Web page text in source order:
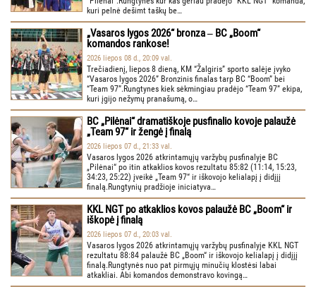
kuri pelnė dešimt taškų be…
„Vasaros lygos 2026“ bronza ‒ BC „Boom“
komandos rankose!
2026 liepos 08 d., 20:09 val.
Trečiadienį, liepos 8 dieną, KM “Žalgiris” sporto salėje įvyko
“Vasaros lygos 2026” Bronzinis finalas tarp BC “Boom” bei
“Team 97”.Rungtynes kiek sėkmingiau pradėjo “Team 97” ekipa,
kuri įgijo nežymų pranašumą, o…
BC „Pilėnai“ dramatiškoje pusfinalio kovoje palaužė
„Team 97“ ir žengė į finalą
2026 liepos 07 d., 21:33 val.
Vasaros lygos 2026 atkrintamųjų varžybų pusfinalyje BC
„Pilėnai“ po itin atkaklios kovos rezultatu 85:82 (11:14, 15:23,
34:23, 25:22) įveikė „Team 97“ ir iškovojo kelialapį į didįjį
finalą.Rungtynių pradžioje iniciatyva…
KKL NGT po atkaklios kovos palaužė BC „Boom“ ir
iškopė į finalą
2026 liepos 07 d., 20:03 val.
Vasaros lygos 2026 atkrintamųjų varžybų pusfinalyje KKL NGT
rezultatu 88:84 palaužė BC „Boom“ ir iškovojo kelialapį į didįjį
finalą.Rungtynės nuo pat pirmųjų minučių klostėsi labai
atkakliai. Abi komandos demonstravo kovingą…